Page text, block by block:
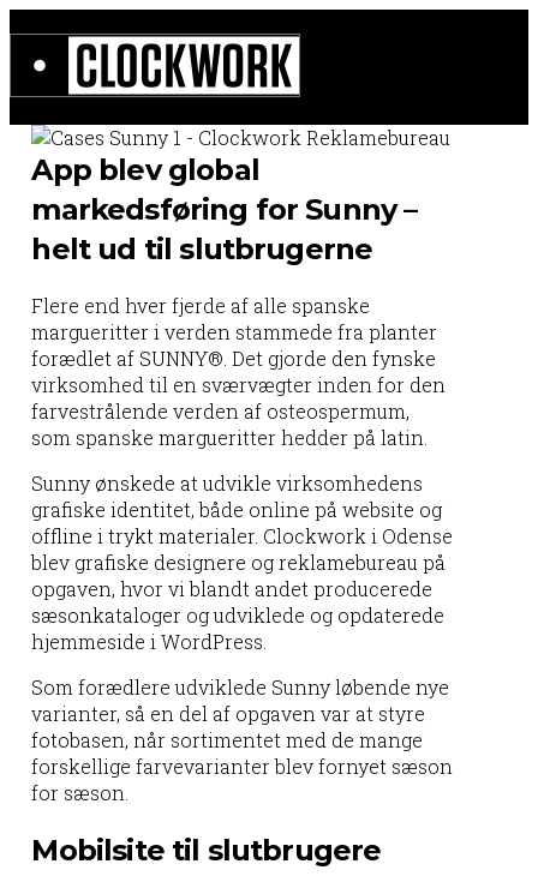
App blev global
markedsføring for Sunny –
helt ud til slutbrugerne
Flere end hver fjerde af alle spanske
margueritter i verden stammede fra planter
forædlet af SUNNY®. Det gjorde den fynske
virksomhed til en sværvægter inden for den
farvestrålende verden af osteospermum,
som spanske margueritter hedder på latin.
Sunny ønskede at udvikle virksomhedens
grafiske identitet, både online på website og
offline i trykt materialer. Clockwork i Odense
blev grafiske designere og reklamebureau på
opgaven, hvor vi blandt andet producerede
sæsonkataloger og udviklede og opdaterede
hjemmeside i WordPress.
Som forædlere udviklede Sunny løbende nye
varianter, så en del af opgaven var at styre
fotobasen, når sortimentet med de mange
forskellige farvevarianter blev fornyet sæson
for sæson.
Mobilsite til slutbrugere